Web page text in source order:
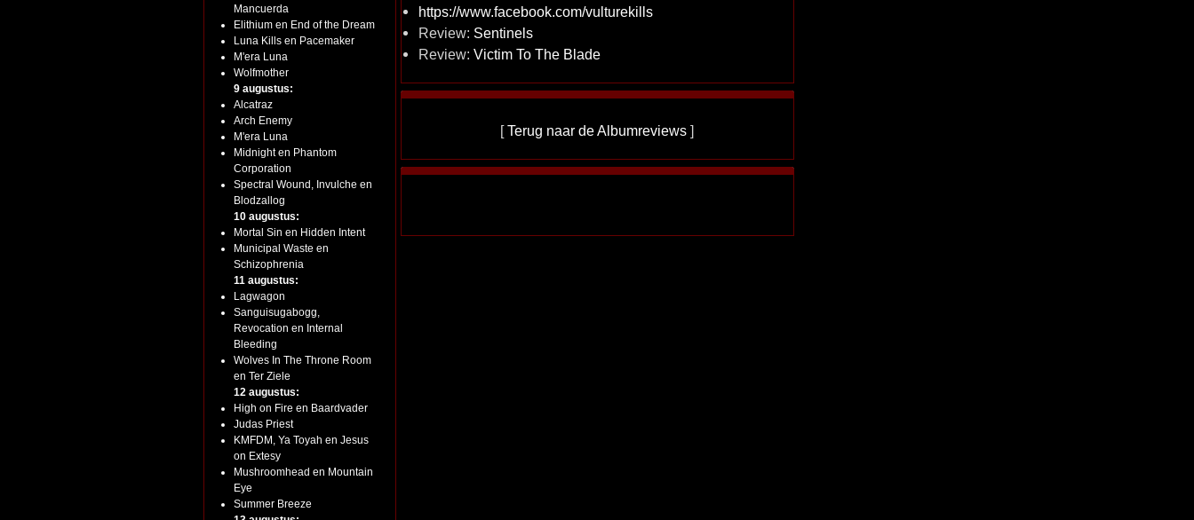
Mancuerda
Elithium en End of the Dream
Luna Kills en Pacemaker
M'era Luna
Wolfmother
9 augustus:
Alcatraz
Arch Enemy
M'era Luna
Midnight en Phantom
Corporation
Spectral Wound, Invulche en
Blodzallog
10 augustus:
Mortal Sin en Hidden Intent
Municipal Waste en
Schizophrenia
11 augustus:
Lagwagon
Sanguisugabogg,
Revocation en Internal
Bleeding
Wolves In The Throne Room
en Ter Ziele
12 augustus:
High on Fire en Baardvader
Judas Priest
KMFDM, Ya Toyah en Jesus
on Extesy
Mushroomhead en Mountain
Eye
Summer Breeze
https://www.facebook.com/vulturekills
Review: Sentinels
Review: Victim To The Blade
[Terug naar de Albumreviews ]